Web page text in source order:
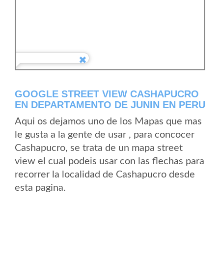
GOOGLE STREET VIEW CASHAPUCRO
EN DEPARTAMENTO DE JUNIN EN PERU
Aqui os dejamos uno de los Mapas que mas
le gusta a la gente de usar , para concocer
Cashapucro, se trata de un mapa street
view el cual podeis usar con las flechas para
recorrer la localidad de Cashapucro desde
esta pagina.